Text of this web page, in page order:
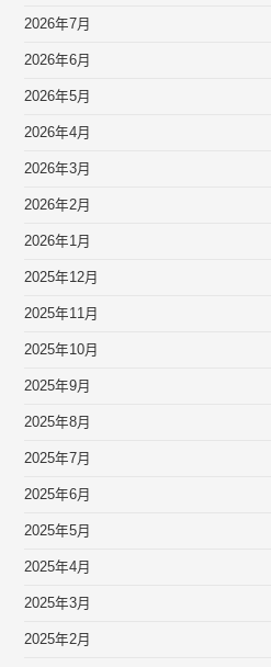
2026年7月
2026年6月
2026年5月
2026年4月
2026年3月
2026年2月
2026年1月
2025年12月
2025年11月
2025年10月
2025年9月
2025年8月
2025年7月
2025年6月
2025年5月
2025年4月
2025年3月
2025年2月